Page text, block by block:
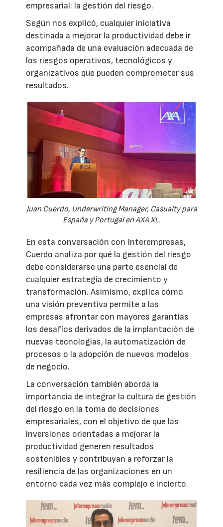
empresarial: la gestión del riesgo.
Según nos explicó, cualquier iniciativa
destinada a mejorar la productividad debe ir
acompañada de una evaluación adecuada de
los riesgos operativos, tecnológicos y
organizativos que pueden comprometer sus
resultados.
Juan Cuerdo, Underwriting Manager, Casualty para
España y Portugal en AXA XL.
En esta conversación con Interempresas,
Cuerdo analiza por qué la gestión del riesgo
debe considerarse una parte esencial de
cualquier estrategia de crecimiento y
transformación. Asimismo, explica cómo
una visión preventiva permite a las
empresas afrontar con mayores garantías
los desafíos derivados de la implantación de
nuevas tecnologías, la automatización de
procesos o la adopción de nuevos modelos
de negocio.
La conversación también aborda la
importancia de integrar la cultura de gestión
del riesgo en la toma de decisiones
empresariales, con el objetivo de que las
inversiones orientadas a mejorar la
productividad generen resultados
sostenibles y contribuyan a reforzar la
resiliencia de las organizaciones en un
entorno cada vez más complejo e incierto.